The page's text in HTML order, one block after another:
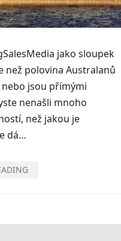
jako sloupek
než polovina Australanů
jsou přímými
nenašli mnoho
než jakou je
dá…